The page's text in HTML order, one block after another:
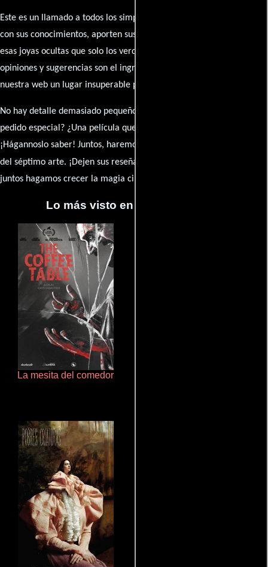
Este es un llamado a todos los simpatizantes del cine: contribuyan
con sus conocimientos, aporten sus descubrimientos y compartan
esas joyas ocultas que solo los verdaderos fanáticos conocen. Sus
opiniones y sugerencias son el ingrediente secreto que hará de
nuestra web un lugar insuperable para los amantes del celuloide.
No hay detalle demasiado pequeño ni opinión insignificante. ¿Algún
pedido especial? ¿Una película que sueñas con ver reseñada?
¡Hágannoslo saber! Juntos, haremos de esta comunidad el epicentro
del séptimo arte. ¡Dejen sus reseña en la
juntos hagamos crecer la magia cinematográfica!
Lo más visto en Cineyseries.net
La mesita del comedor